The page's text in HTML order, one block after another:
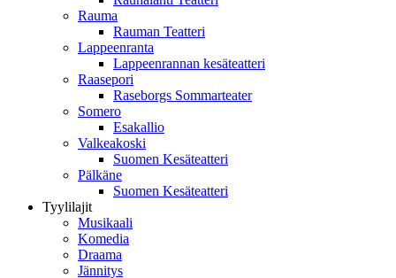
Rauma
Rauman Teatteri
Lappeenranta
Lappeenrannan kesäteatteri
Raasepori
Raseborgs Sommarteater
Somero
Esakallio
Valkeakoski
Suomen Kesäteatteri
Pälkäne
Suomen Kesäteatteri
Tyylilajit
Musikaali
Komedia
Draama
Jännitys